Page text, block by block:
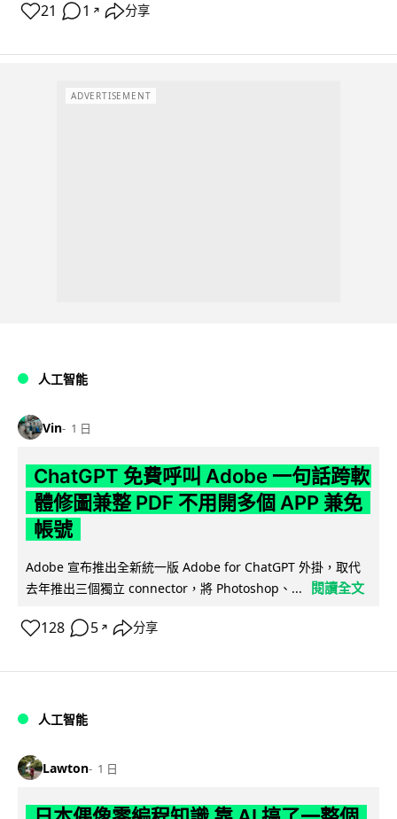
21 1 ↗ 分享
ADVERTISEMENT
人工智能
Vin 1 日
ChatGPT 免費呼叫 Adobe 一句話跨軟
體修圖兼整 PDF 不用開多個 APP 兼免
帳號
Adobe 宣布推出全新統一版 Adobe for ChatGPT 外掛，取代
去年推出三個獨立 connector，將 Photoshop、...
閱讀全文
128 5 ↗ 分享
人工智能
Lawton 1 日